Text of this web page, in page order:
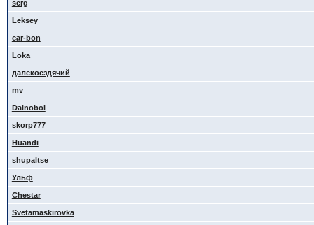
serg
Leksey
car-bon
Loka
далекоездячий
mv
Dalnoboi
skorp777
Huandi
shupaltse
Ульф
Сhestar
Svetamaskirovka